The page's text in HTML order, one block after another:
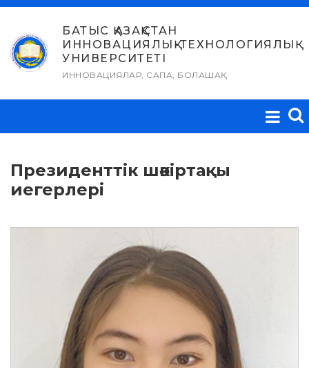
Skip
content
БАТЫС ҚАЗАҚСТАН
ИННОВАЦИЯЛЫҚ-ТЕХНОЛОГИЯЛЫҚ
УНИВЕРСИТЕТІ
ИННОВАЦИЯЛАР, САПА, БОЛАШАҚ
Президенттік шәкіртақы
иегерлері